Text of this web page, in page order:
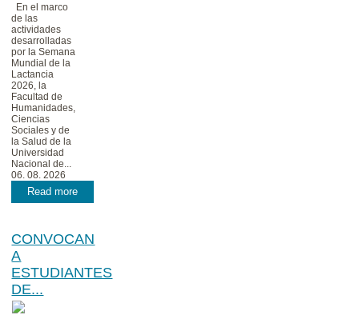
En el marco
de las
actividades
desarrolladas
por la Semana
Mundial de la
Lactancia
2026, la
Facultad de
Humanidades,
Ciencias
Sociales y de
la Salud de la
Universidad
Nacional de...
06. 08. 2026
Read more
CONVOCAN
A
ESTUDIANTES
DE...